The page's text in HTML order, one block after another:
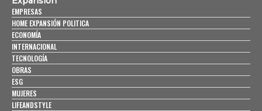
EMPRESAS
HOME EXPANSIÓN POLITICA
ECONOMÍA
INTERNACIONAL
TECNOLOGÍA
OBRAS
ESG
MUJERES
LIFEANDSTYLE